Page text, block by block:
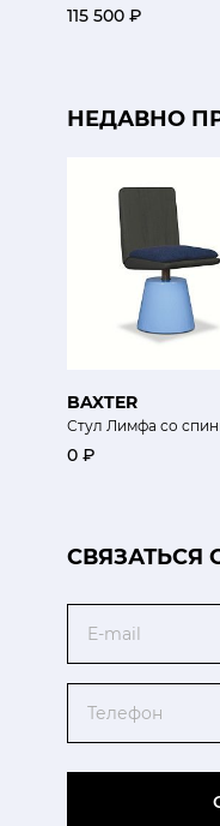
115 500 ₽
НЕДАВНО
BAXTER
Стул Лимфа со
0 ₽
CВЯЗАТЬСЯ